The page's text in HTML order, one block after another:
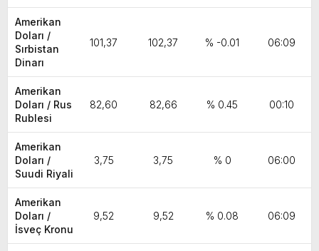
Amerikan
Doları /
Sırbistan
Dinarı
101,37 102,37 % -0.01 06:09
Amerikan
Doları / Rus
Rublesi
82,60 82,66 % 0.45 00:10
Amerikan
Doları /
Suudi Riyali
3,75 3,75 % 0 06:00
Amerikan
Doları /
İsveç Kronu
9,52 9,52 % 0.08 06:09